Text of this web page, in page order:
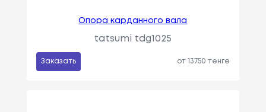
Опора карданного вала
tatsumi tdg1025
Заказать от 13750 тенге